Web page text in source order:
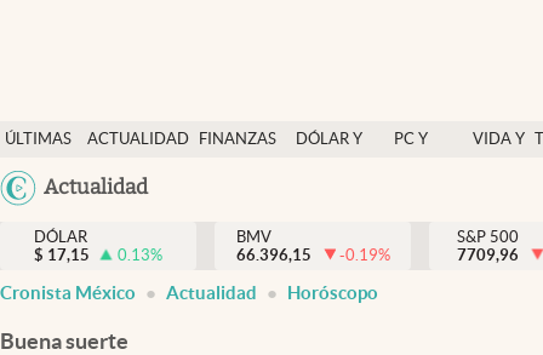
ÚLTIMAS
NOTICIAS
ACTUALIDAD
FINANZAS
DÓLAR Y
PC Y
VIDA Y
México
Actualidad
Actualidad
Finanzas y economía
Dólar y mercados
DÓLAR
$ 17,15 0.13%
BMV
66.396,15
-0.19%
S&P 500
7709,96
Cronista México Actualidad Horóscopo
Buena suerte